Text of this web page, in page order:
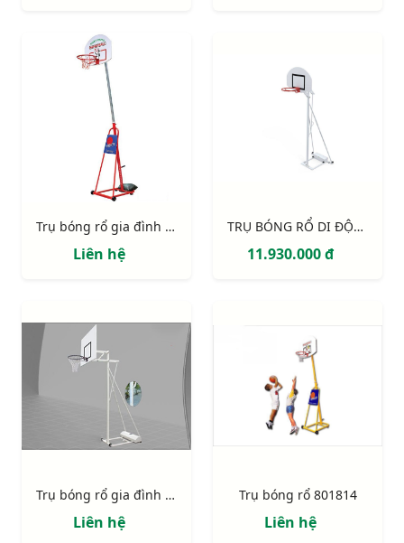
Trụ bóng rổ gia đình S14614
Liên hệ
TRỤ BÓNG RỔ DI ĐỘNG S14625
11.930.000 đ
Trụ bóng rổ gia đình 801825
Liên hệ
Trụ bóng rổ 801814
Liên hệ